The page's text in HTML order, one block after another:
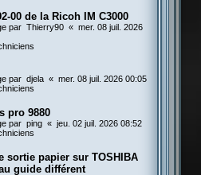
00 de la Ricoh IM C3000
par Thierry90 « mer. 08 juil. 2026
par djela « mer. 08 juil. 2026 00:05
pro 9880
par ping « jeu. 02 juil. 2026 08:52
sortie papier sur TOSHIBA
guide différent